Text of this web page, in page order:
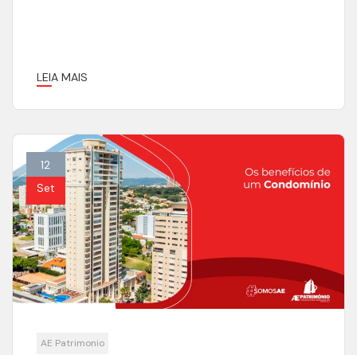
LEIA MAIS
12
Set
AE Patrimonio